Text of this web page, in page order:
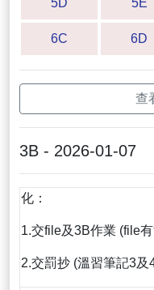
5D 5E
6C 6D
查
3B - 2026-01-07
化：
1.交file及3B作業 (file
2.交罰抄 (溫習筆記3及